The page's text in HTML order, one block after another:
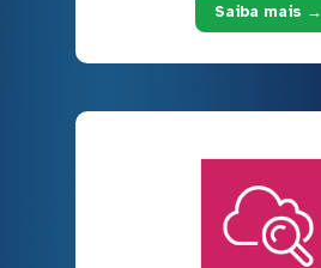
Saiba mais →